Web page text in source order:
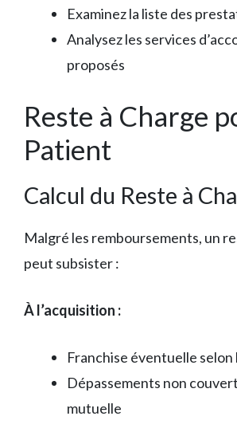
Examinez la liste des
Analysez les services
proposés
Reste à Charge
Patient
Calcul du Reste à
Malgré les remboursements, un
peut subsister :
À l’acquisition :
Franchise éventuelle
Dépassements non
mutuelle